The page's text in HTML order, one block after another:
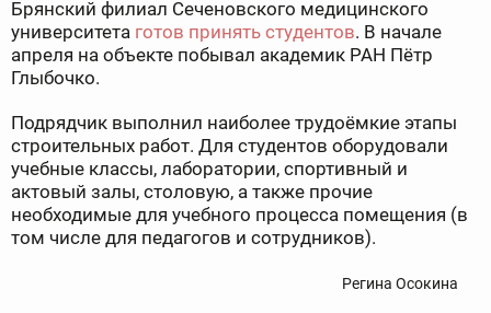
Брянский филиал Сеченовского медицинского
университета готов принять студентов. В начале
апреля на объекте побывал академик РАН Пётр
Глыбочко.
Подрядчик выполнил наиболее трудоёмкие этапы
строительных работ. Для студентов оборудовали
учебные классы, лаборатории, спортивный и
актовый залы, столовую, а также прочие
необходимые для учебного процесса помещения (в
том числе для педагогов и сотрудников).
Регина Осокина